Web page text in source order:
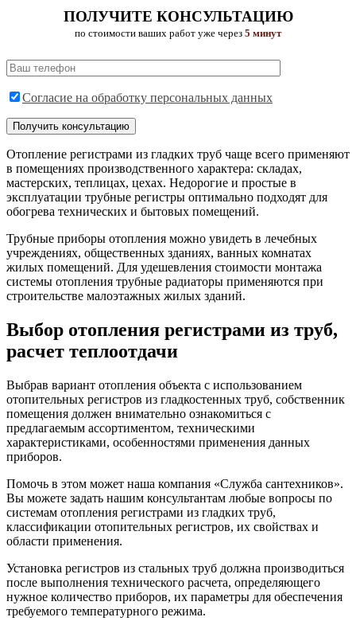
ПОЛУЧИТЕ КОНСУЛЬТАЦИЮ
по стоимости ваших работ уже через 5 минут
Согласие на обработку персональных данных
Отопление регистрами из гладких труб чаще всего применяют
в помещениях производственного характера: складах,
мастерских, теплицах, цехах. Недорогие и простые в
эксплуатации трубные регистры оптимально подходят для
обогрева технических и бытовых помещений.
Трубные приборы отопления можно увидеть в лечебных
учреждениях, общественных зданиях, ванных комнатах
жилых помещений. Для удешевления стоимости монтажа
системы отопления трубные радиаторы применяются при
строительстве малоэтажных жилых зданий.
Выбор отопления регистрами из труб,
расчет теплоотдачи
Выбрав вариант отопления объекта с использованием
отопительных регистров из гладкостенных труб, собственник
помещения должен внимательно ознакомиться с
предлагаемым ассортиментом, техническими
характеристиками, особенностями применения данных
приборов.
Помочь в этом может наша компания «Служба сантехников».
Вы можете задать нашим консультантам любые вопросы по
системам отопления регистрами из гладких труб,
классификации отопительных регистров, их свойствах и
области применения.
Установка регистров из стальных труб должна производиться
после выполнения технического расчета, определяющего
нужное количество приборов, их параметры для обеспечения
требуемого температурного режима.